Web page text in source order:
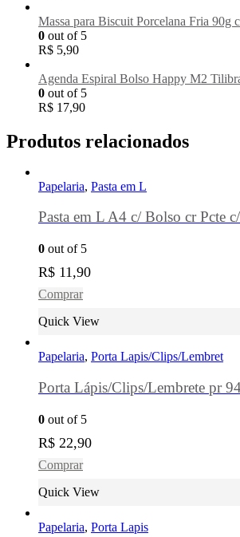
Massa para Biscuit Porcelana Fria 90g
0 out of 5
R$ 5,90
Agenda Espiral Bolso Happy M2
0 out of 5
R$ 17,90
Produtos relacionados
Papelaria, Pasta em L
Pasta em L A4 c/ Bolso cr Pcte
0 out of 5
R$ 11,90
Comprar
Quick View
Papelaria, Porta Lapis/Clips/Lembret
Porta Lápis/Clips/Lembrete pr
0 out of 5
R$ 22,90
Comprar
Quick View
Papelaria, Porta Lapis